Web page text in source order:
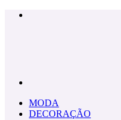
MODA
DECORAÇÃO